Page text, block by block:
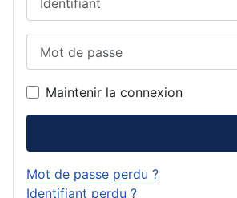
Maintenir la connexion
Mot de passe perdu ?
Identifiant perdu ?